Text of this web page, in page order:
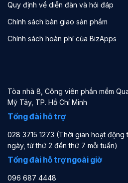
Quy định về diễn đàn và hỏi đáp
Chính sách bàn giao sản phẩm
Chính sách hoàn phí của BizApps
Tòa nhà 8, Công viên phần mềm
Mỹ Tây, TP. Hồ Chí Minh
Tổng đài hỗ trợ
028 3715 1273 (Thời gian hoạt
ngày, từ thứ 2 đến thứ 7 mỗi tuần)
Tổng đài hỗ trợ ngoài giờ
096 687 4448